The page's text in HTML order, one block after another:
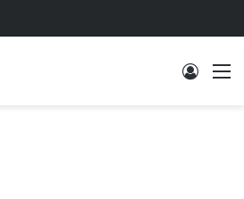
Log In